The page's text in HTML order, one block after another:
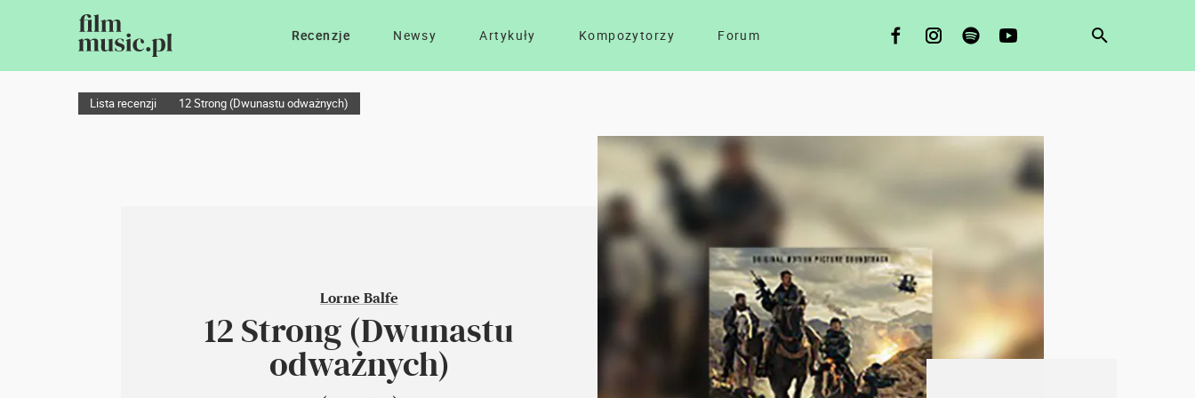
Recenzje Newsy Artykuły Kompozytorzy Forum
Lista recenzji 12 Strong (Dwunastu odważnych)
Lorne Balfe
12 Strong (Dwunastu
odważnych)